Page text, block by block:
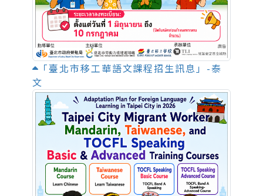
「臺北市移工華語文課程招生訊息」-泰
文